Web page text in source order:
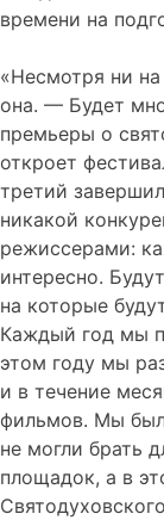
времени на
«Несмотря ни
она. — Будет
премьеры о
откроет
третий
никакой
режиссерами:
интересно.
на которые
Каждый год мы
этом году мы
и в течение
фильмов. Мы
не могли брать
площадок, а в